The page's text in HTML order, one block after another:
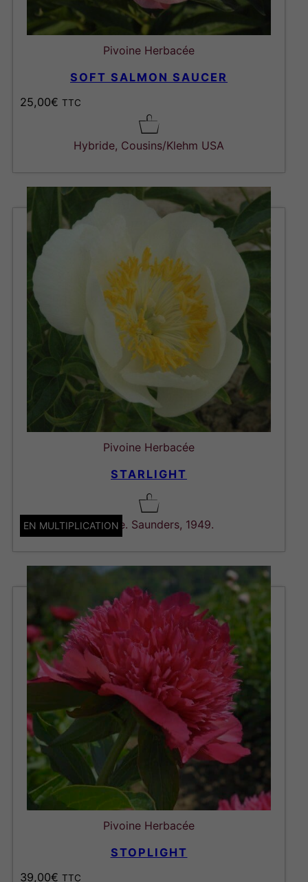
Pivoine Herbacée
SOFT SALMON SAUCER
25,00€ TTC
Hybride, Cousins/Klehm USA
EN MULTIPLICATION
Pivoine Herbacée
STARLIGHT
Hybride. Saunders, 1949.
Pivoine Herbacée
STOPLIGHT
39,00€ TTC